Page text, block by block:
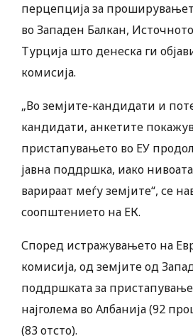
перцепција за
во Западен Балкан,
Турција што денеска ги
комисија.
„Во земјите-кандидати и
кандидати, анкетите
пристапувањето во ЕУ
јавна поддршка, иако
варираат меѓу земјите“, се
соопштението на ЕК.
Според истражувањето на
комисија, од земјите од
поддршката за
најголема во Албанија (92
(83 отсто).